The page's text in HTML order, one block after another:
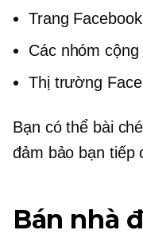
Trang
Các nhóm
Thị trường
Bạn có thể bài
đảm bảo bạn tiếp
Bán nhà